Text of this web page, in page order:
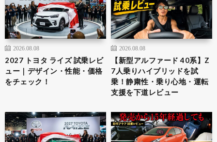
2026.08.08
2027 トヨタ ライズ 試乗レビ
ュー｜デザイン・性能・価格
をチェック！
2026.08.08
【新型アルファード 40系】Z
7人乗りハイブリッドを試
乗！静粛性・乗り心地・運転
支援を下道レビュー